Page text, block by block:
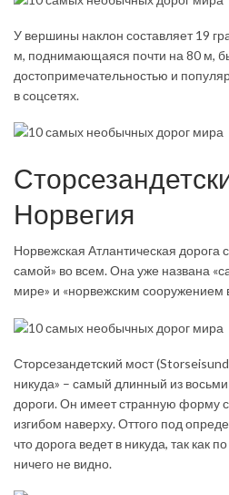
У вершины наклон составляет 19
м, поднимающаяся почти на 80 м,
достопримечательностью и
в соцсетях.
Норвегия
Норвежская Атлантическая дорога
самой» во всем. Она уже названа
мире» и «норвежским сооружением
Сторсезандетский мост
никуда» – самый длинный из
дороги. Он имеет странную форму
изгибом наверху. Оттого под
что дорога ведет в никуда, так как
ничего не видно.